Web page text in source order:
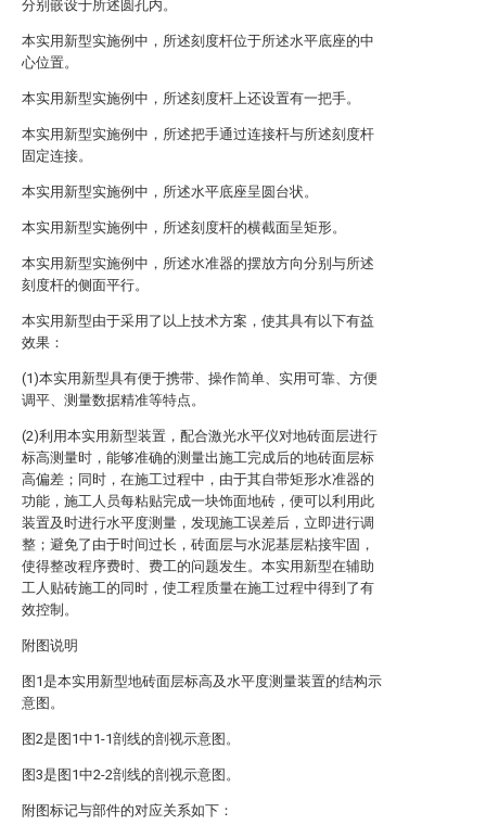
分别嵌设于所述圆孔内。
本实用新型实施例中，所述刻度杆位于所述水平底座的中
心位置。
本实用新型实施例中，所述刻度杆上还设置有一把手。
本实用新型实施例中，所述把手通过连接杆与所述刻度杆
固定连接。
本实用新型实施例中，所述水平底座呈圆台状。
本实用新型实施例中，所述刻度杆的横截面呈矩形。
本实用新型实施例中，所述水准器的摆放方向分别与所述
刻度杆的侧面平行。
本实用新型由于采用了以上技术方案，使其具有以下有益
效果：
(1)本实用新型具有便于携带、操作简单、实用可靠、方便
调平、测量数据精准等特点。
(2)利用本实用新型装置，配合激光水平仪对地砖面层进行
标高测量时，能够准确的测量出施工完成后的地砖面层标
高偏差；同时，在施工过程中，由于其自带矩形水准器的
功能，施工人员每粘贴完成一块饰面地砖，便可以利用此
装置及时进行水平度测量，发现施工误差后，立即进行调
整；避免了由于时间过长，砖面层与水泥基层粘接牢固，
使得整改程序费时、费工的问题发生。本实用新型在辅助
工人贴砖施工的同时，使工程质量在施工过程中得到了有
效控制。
附图说明
图1是本实用新型地砖面层标高及水平度测量装置的结构示
意图。
图2是图1中1-1剖线的剖视示意图。
图3是图1中2-2剖线的剖视示意图。
附图标记与部件的对应关系如下：